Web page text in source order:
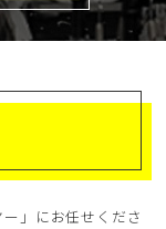
」にお任せくださ